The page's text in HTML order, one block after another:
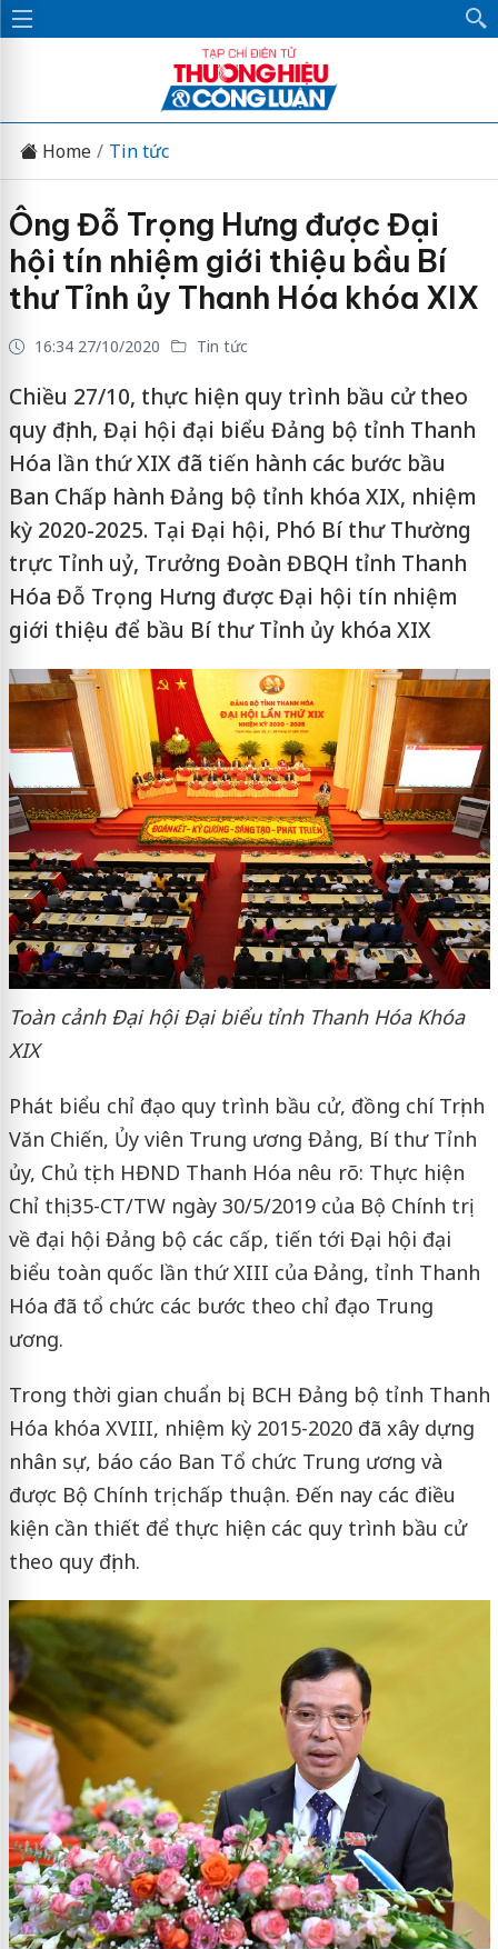
Home Tin tức
Ông Đỗ Trọng Hưng được Đại
hội tín nhiệm giới thiệu bầu Bí
thư Tỉnh ủy Thanh Hóa khóa XIX
16:34 27/10/2020 Tin tức
Chiều 27/10, thực hiện quy trình bầu cử theo
quy định, Đại hội đại biểu Đảng bộ tỉnh Thanh
Hóa lần thứ XIX đã tiến hành các bước bầu
Ban Chấp hành Đảng bộ tỉnh khóa XIX, nhiệm
kỳ 2020-2025. Tại Đại hội, Phó Bí thư Thường
trực Tỉnh uỷ, Trưởng Đoàn ĐBQH tỉnh Thanh
Hóa Đỗ Trọng Hưng được Đại hội tín nhiệm
giới thiệu để bầu Bí thư Tỉnh ủy khóa XIX
Toàn cảnh Đại hội Đại biểu tỉnh Thanh Hóa Khóa
XIX
Phát biểu chỉ đạo quy trình bầu cử, đồng chí Trịnh
Văn Chiến, Ủy viên Trung ương Đảng, Bí thư Tỉnh
ủy, Chủ tịch HĐND Thanh Hóa nêu rõ: Thực hiện
Chỉ thị 35-CT/TW ngày 30/5/2019 của Bộ Chính trị
về đại hội Đảng bộ các cấp, tiến tới Đại hội đại
biểu toàn quốc lần thứ XIII của Đảng, tỉnh Thanh
Hóa đã tổ chức các bước theo chỉ đạo Trung
ương.
Trong thời gian chuẩn bị, BCH Đảng bộ tỉnh Thanh
Hóa khóa XVIII, nhiệm kỳ 2015-2020 đã xây dựng
nhân sự, báo cáo Ban Tổ chức Trung ương và
được Bộ Chính trị chấp thuận. Đến nay các điều
kiện cần thiết để thực hiện các quy trình bầu cử
theo quy định.